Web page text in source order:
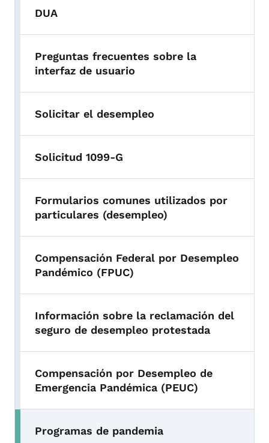
DUA
Preguntas frecuentes sobre la
interfaz de usuario
Solicitar el desempleo
Solicitud 1099-G
Formularios comunes utilizados por
particulares (desempleo)
Compensación Federal por Desempleo
Pandémico (FPUC)
Información sobre la reclamación del
seguro de desempleo protestada
Compensación por Desempleo de
Emergencia Pandémica (PEUC)
Programas de pandemia